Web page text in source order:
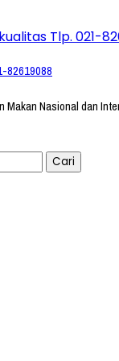
82619088
Nasional dan